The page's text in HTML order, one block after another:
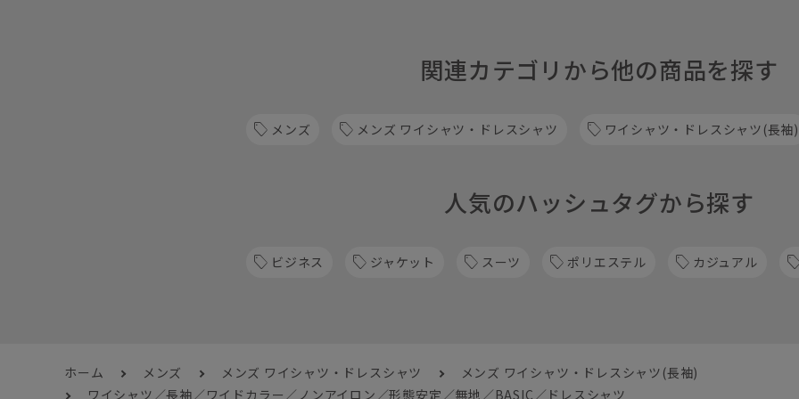
関連カテゴリから他の商品を探す
メンズ メンズ ワイシャツ・ドレスシャツ ワイシャツ・ドレスシャツ(長袖)
人気のハッシュタグから探す
ビジネス ジャケット スーツ ポリエステル カジュアル
ホーム メンズ メンズ ワイシャツ・ドレスシャツ
メンズ ワイシャツ・ドレスシャツ(長袖)
ワイシャツ／長袖／ワイドカラー／ノンアイロン／形態安定／無地／BASIC／ドレスシャツ